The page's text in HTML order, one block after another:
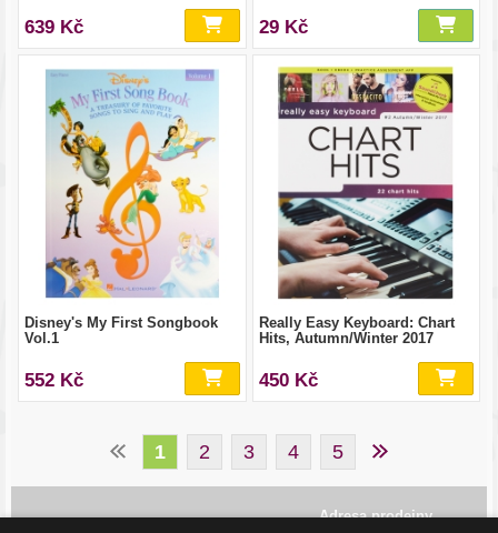
639 Kč 29 Kč
Disney's My First Songbook
Vol.1
552 Kč
Really Easy Keyboard: Chart
Hits, Autumn/Winter 2017
450 Kč
1 2 3 4 5
Adresa prodejny